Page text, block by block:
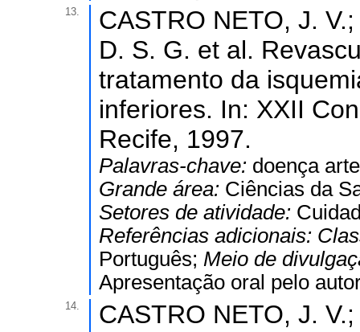
13.
CASTRO NETO, J.
D. S. G. et al.
tratamento da
inferiores. In: XXII
Recife, 1997.
Palavras-chave: doença
Grande área: Ciências da
Setores de atividade:
Referências adicionais:
Português; Meio de
Apresentação oral pelo
14.
CASTRO NETO, J.